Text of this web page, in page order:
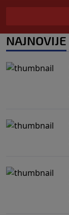
NAJNOVIJE